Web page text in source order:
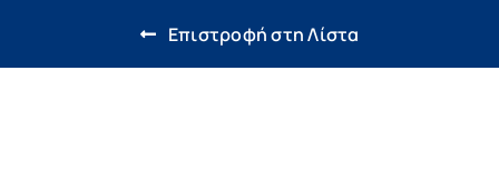
Η ζωή στο ΔΠΘ
Επιστροφή στη Λίστα